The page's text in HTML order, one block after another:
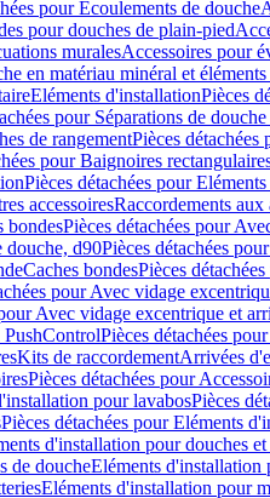
pour Ecoulements de douche
pour douches de plain-pied
muralesAccessoires pour
en matériau minéral et
Eléments d'installationPièces
pour Séparations de
de rangementPièces détachées
pour Baignoires
Pièces détachées pour
accessoiresRaccordements
bondesPièces détachées pour
douche, d90Pièces détachées
Caches bondesPièces
pour Avec vidage
Avec vidage excentrique et
PushControlPièces détachées
Kits de raccordementArrivées
Pièces détachées pour
pour lavabosPièces
Pièces détachées pour Eléments
d'installation pour douches
de doucheEléments d'installation
Eléments d'installation pour